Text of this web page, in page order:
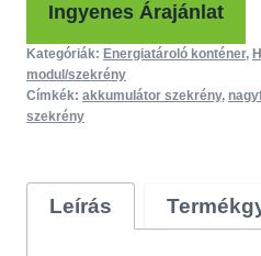
Ingyenes Árajánlat
Kategóriák: Energiatároló konténer,
modul/szekrény
Címkék: akkumulátor szekrény,
szekrény
Leírás